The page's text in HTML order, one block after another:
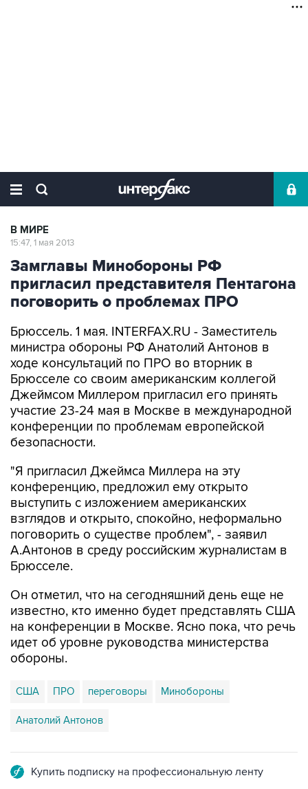
В МИРЕ
15:47, 1 мая 2013
Замглавы Минобороны РФ
пригласил представителя Пентагона
поговорить о проблемах ПРО
Брюссель. 1 мая. INTERFAX.RU - Заместитель
министра обороны РФ Анатолий Антонов в
ходе консультаций по ПРО во вторник в
Брюсселе со своим американским коллегой
Джеймсом Миллером пригласил его принять
участие 23-24 мая в Москве в международной
конференции по проблемам европейской
безопасности.
"Я пригласил Джеймса Миллера на эту
конференцию, предложил ему открыто
выступить с изложением американских
взглядов и открыто, спокойно, неформально
поговорить о существе проблем", - заявил
А.Антонов в среду российским журналистам в
Брюсселе.
Он отметил, что на сегодняшний день еще не
известно, кто именно будет представлять США
на конференции в Москве. Ясно пока, что речь
идет об уровне руководства министерства
обороны.
США ПРО переговоры Минобороны
Анатолий Антонов
Купить подписку на профессиональную ленту